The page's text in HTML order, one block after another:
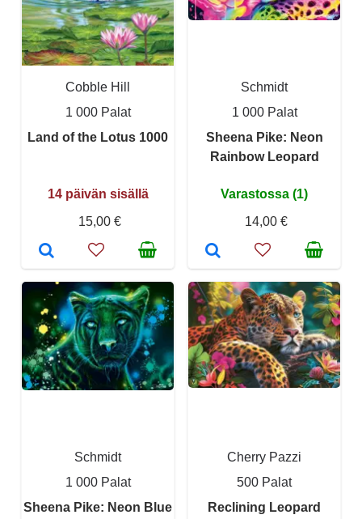
Cobble Hill
1 000 Palat
Land of the Lotus 1000
14 päivän sisällä
15,00 €
Schmidt
1 000 Palat
Sheena Pike: Neon
Rainbow Leopard
Varastossa (1)
14,00 €
Schmidt
1 000 Palat
Sheena Pike: Neon Blue
Cherry Pazzi
500 Palat
Reclining Leopard